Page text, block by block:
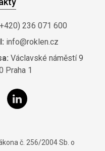
236 071 600
info@roklen.cz
Václavské náměstí 9
Praha 1
č. 256/2004 Sb. o